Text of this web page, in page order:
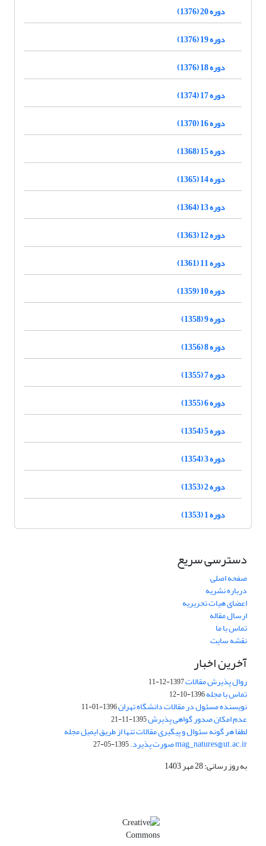
دوره 20 (1376)
دوره 19 (1376)
دوره 18 (1376)
دوره 17 (1374)
دوره 16 (1370)
دوره 15 (1368)
دوره 14 (1365)
دوره 13 (1364)
دوره 12 (1363)
دوره 11 (1361)
دوره 10 (1359)
دوره 9 (1358)
دوره 8 (1356)
دوره 7 (1355)
دوره 6 (1355)
دوره 5 (1354)
دوره 3 (1354)
دوره 2 (1353)
دوره 1 (1353)
دسترسی سریع
صفحه اصلی
درباره نشریه
اعضای هیات تحریریه
ارسال مقاله
تماس با ما
نقشه سایت
آخرین اخبار
روال پذیرش مقالات1397-12-11
تماس با مجله1396-10-12
نویسنده مسئول در مقالات دانشگاه تهران1396-01-11
عدم امکان صدور گواهی پذیرش1395-11-21
لطفا هر گونه سئوال و پیگیری مقالات تنها از طریق ایمیل مجله
mag_natures@ut.ac.ir صورت پذیرد. 1395-05-27
به روز رسانی: 28 مهر 1403